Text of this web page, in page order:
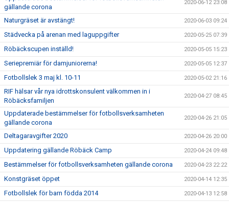
gällande corona
2020-06-12 23:08
Naturgräset är avstängt! 2020-06-03 09:24
Städvecka på arenan med laguppgifter 2020-05-25 07:39
Röbäckscupen inställd! 2020-05-05 15:23
Seriepremiär för damjuniorerna! 2020-05-05 12:37
Fotbollslek 3 maj kl. 10-11 2020-05-02 21:16
RIF hälsar vår nya idrottskonsulent välkommen in i
Röbäcksfamiljen
2020-04-27 08:45
Uppdaterade bestämmelser för fotbollsverksamheten
gällande corona
2020-04-26 21:05
Deltagaravgifter 2020 2020-04-26 20:00
Uppdatering gällande Röbäck Camp 2020-04-24 09:48
Bestämmelser för fotbollsverksamheten gällande corona 2020-04-23 22:22
Konstgräset öppet 2020-04-14 12:35
Fotbollslek för barn födda 2014 2020-04-13 12:58